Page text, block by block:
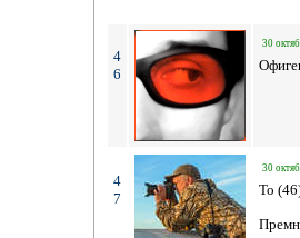
4
6
30
4
7
30
To